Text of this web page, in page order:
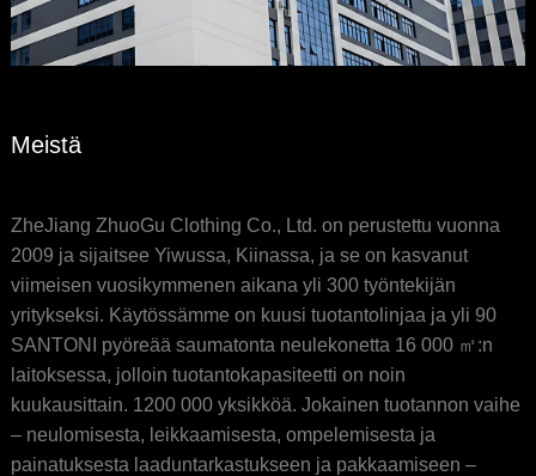
Meistä
ZheJiang ZhuoGu Clothing Co., Ltd. on perustettu vuonna
2009 ja sijaitsee Yiwussa, Kiinassa, ja se on kasvanut
viimeisen vuosikymmenen aikana yli 300 työntekijän
yritykseksi. Käytössämme on kuusi tuotantolinjaa ja yli 90
SANTONI pyöreää saumatonta neulekonetta 16 000 ㎡:n
laitoksessa, jolloin tuotantokapasiteetti on noin
kuukausittain. 1200 000 yksikköä. Jokainen tuotannon vaihe
– neulomisesta, leikkaamisesta, ompelemisesta ja
painatuksesta laaduntarkastukseen ja pakkaamiseen –